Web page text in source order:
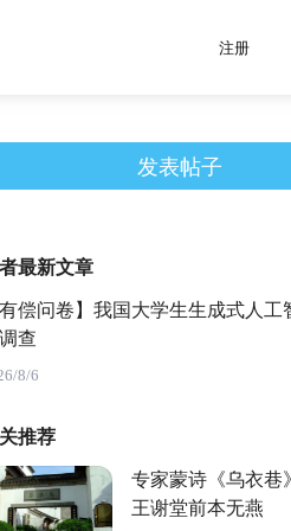
注册
发表帖子
最新文章
偿问卷】我国大学生生成式人工
查
8/6
推荐
专家蒙诗《乌衣巷
王谢堂前本无燕